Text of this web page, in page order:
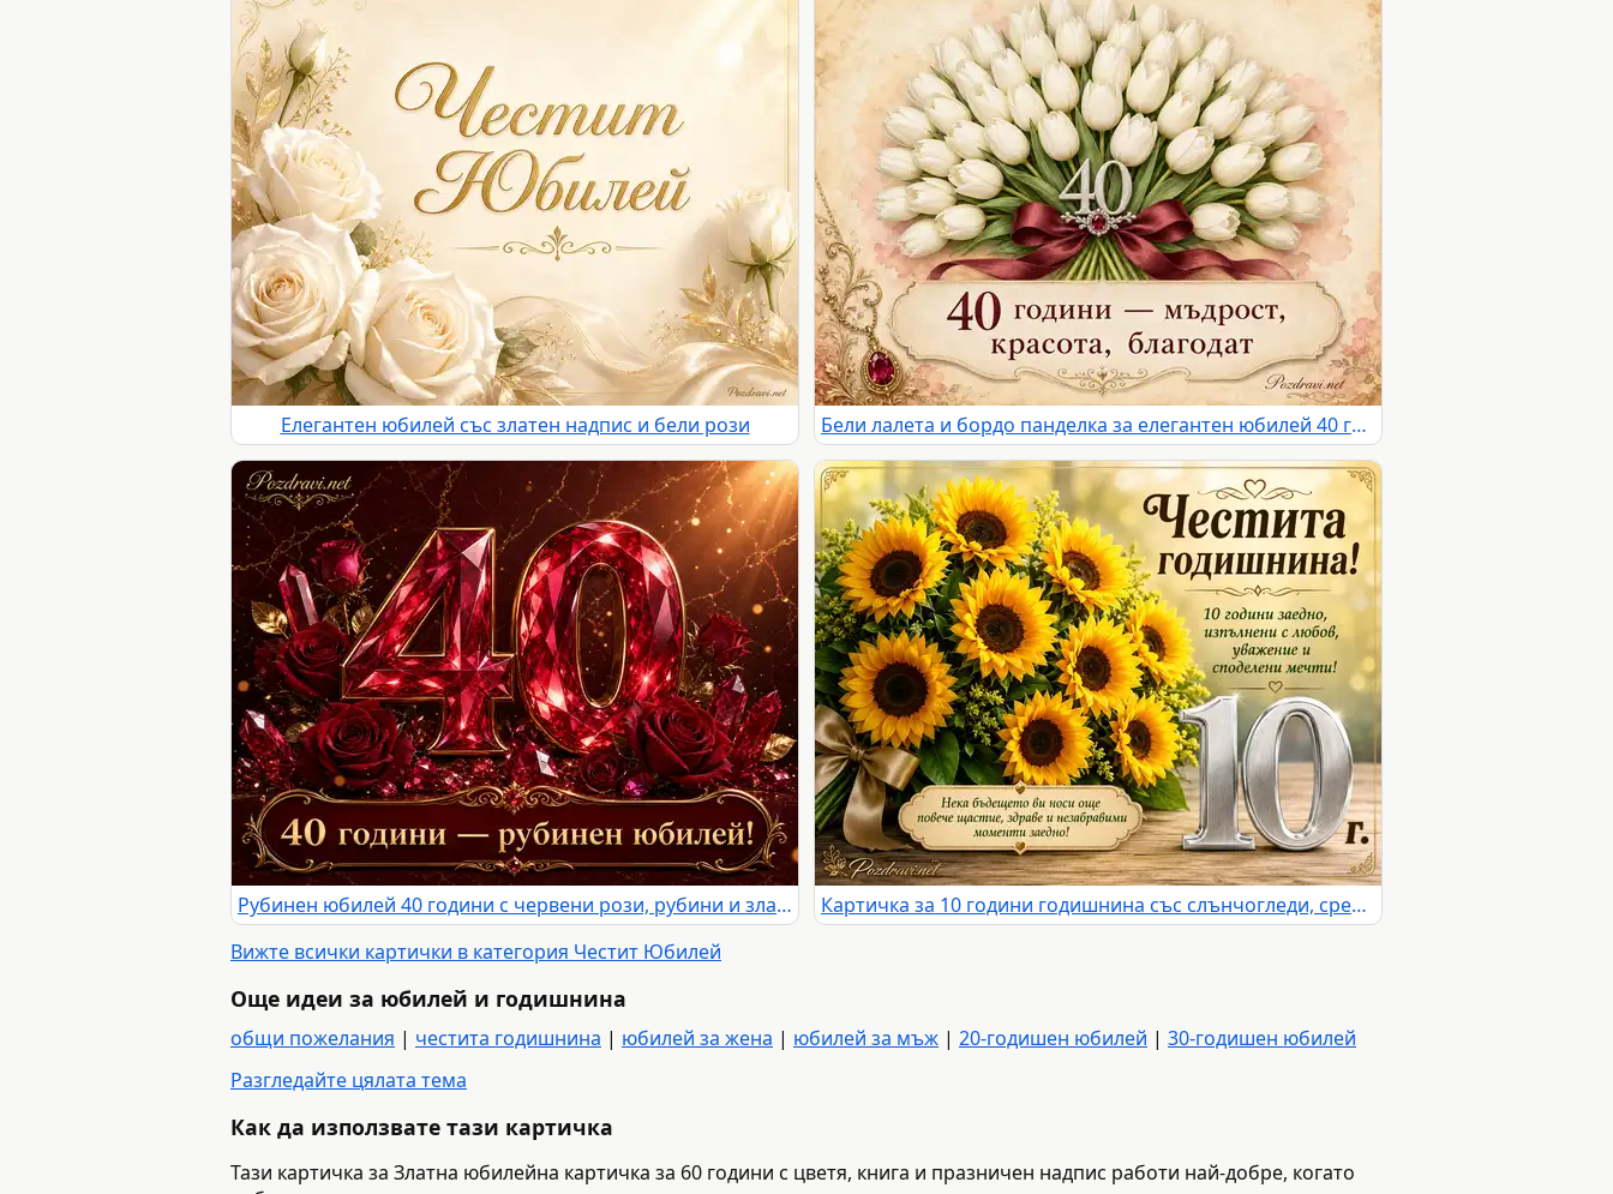
Елегантен юбилей със златен надпис и бели рози Бели лалета и бордо панделка за елегантен юбилей 40 години
Рубинен юбилей 40 години с червени рози, рубини и златен надпис
Картичка за 10 години годишнина със слънчогледи, сребърна цифра 10 и празнични надписи
Вижте всички картички в категория Честит Юбилей
Още идеи за юбилей и годишнина
общи пожелания | честита годишнина | юбилей за жена | юбилей за мъж | 20-годишен юбилей | 30-годишен юбилей
Разгледайте цялата тема
Как да използвате тази картичка
Тази картичка за Златна юбилейна картичка за 60 години с цветя, книга и празничен надпис работи най-добре, когато